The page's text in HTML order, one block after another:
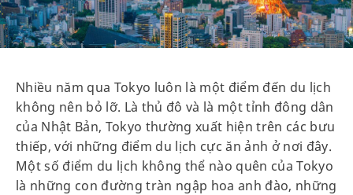
Nhiều năm qua Tokyo luôn là một điểm đến du lịch
không nên bỏ lỡ. Là thủ đô và là một tỉnh đông dân
của Nhật Bản, Tokyo thường xuất hiện trên các bưu
thiếp, với những điểm du lịch cực ăn ảnh ở nơi đây.
Một số điểm du lịch không thể nào quên của Tokyo
là những con đường tràn ngập hoa anh đào, những